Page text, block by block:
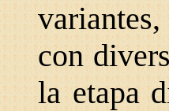
con
la etapa